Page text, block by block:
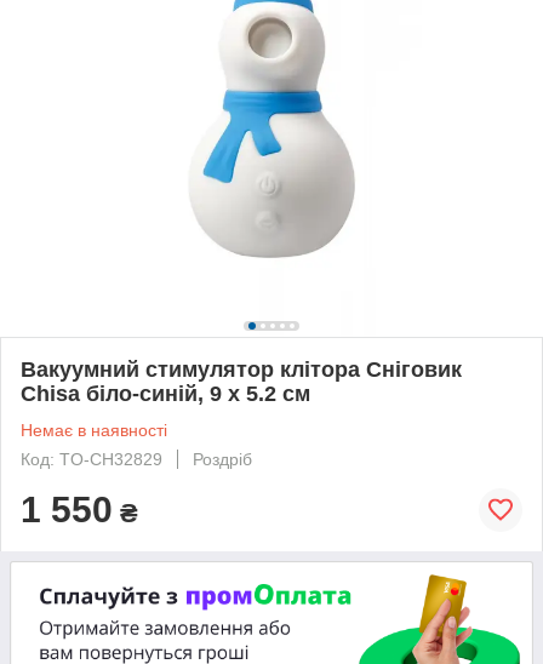
Вакуумний стимулятор клітора Сніговик
Chisa біло-синій, 9 х 5.2 см
Немає в наявності
Код: TO-CH32829
Роздріб
1 550 ₴